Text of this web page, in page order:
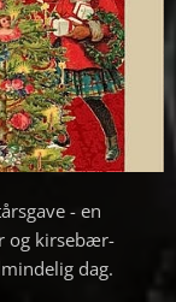
- en
og kirsebær-
dag.